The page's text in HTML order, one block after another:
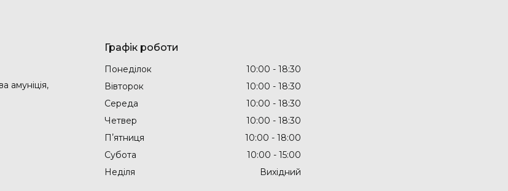
амуніція,
Графік роботи
Понеділок 10:00
18:30
Вівторок
10:00
18:30
Середа
10:00
18:30
Четвер
10:00
18:30
Пʼятниця
10:00
18:00
Субота
10:00
15:00
Неділя
Вихідний